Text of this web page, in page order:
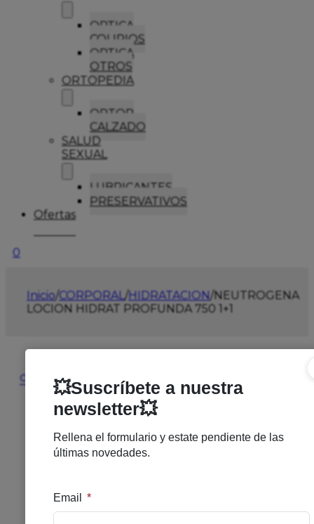
OPTICA
COLIRIOS
OPTICA
OTROS
ORTOPEDIA
ORTOP
CALZADO
SALUD
SEXUAL
LUBRICANTES
PRESERVATIVOS
Ofertas
0
Inicio/CORPORAL/HIDRATACION/NEUTROGENA
LOCION HIDRAT PROFUNDA 750 1+1
🔍